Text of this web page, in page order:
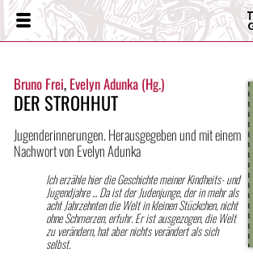
Menü
Bruno Frei, Evelyn Adunka (Hg.)
DER STROHHUT
Jugenderinnerungen. Herausgegeben und mit einem
Nachwort von Evelyn Adunka
Ich erzähle hier die Geschichte meiner Kindheits- und
Jugendjahre ... Da ist der Judenjunge, der in mehr als
acht Jahrzehnten die Welt in kleinen Stückchen, nicht
ohne Schmerzen, erfuhr. Er ist ausgezogen, die Welt
zu verändern, hat aber nichts verändert als sich
selbst.